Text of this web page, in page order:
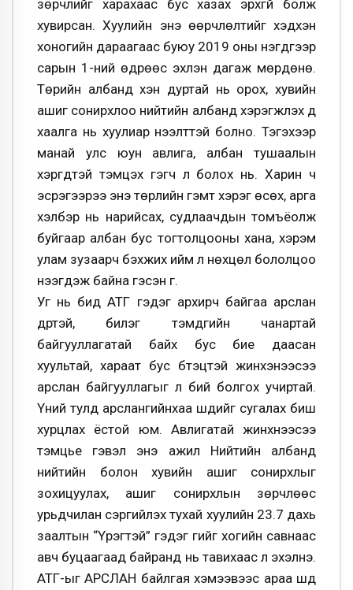
зөрчлийг харахаас бус хазах эрхгүй болж
хувирсан. Хуулийн энэ өөрчлөлтийг хэдхэн
хоногийн дараагаас буюу 2019 оны нэгдүгээр
сарын 1-ний өдрөөс эхлэн дагаж мөрдөнө.
Төрийн албанд хэн дуртай нь орох, хувийн
ашиг сонирхлоо нийтийн албанд хэрэгжүүлэх үүд
хаалга нь хуулиар нээлттэй болно. Тэгэхээр
манай улс юун авлига, албан тушаалын
хэргүүдтэй тэмцэх гэгч л болох нь. Харин ч
эсрэгээрээ энэ төрлийн гэмт хэрэг өсөх, арга
хэлбэр нь нарийсах, судлаачдын томъёолж
буйгаар албан бус тогтолцооны хана, хэрэм
улам зузаарч бэхжих ийм л нөхцөл бололцоо
нээгдэж байна гэсэн үг.
Уг нь бид АТГ гэдэг архирч байгаа арслан
дүртэй, билэг тэмдгийн чанартай
байгууллагатай байх бус бие даасан
хуультай, хараат бус бүтэцтэй жинхэнээсээ
арслан байгууллагыг л бий болгох учиртай.
Үүний тулд арслангийнхаа шүдийг сугалах биш
хурцлах ёстой юм. Авлигатай жинхнээсээ
тэмцье гэвэл энэ ажил Нийтийн албанд
нийтийн болон хувийн ашиг сонирхлыг
зохицуулах, ашиг сонирхлын зөрчлөөс
урьдчилан сэргийлэх тухай хуулийн 23.7 дахь
заалтын “Үүрэгтэй” гэдэг үгийг хогийн савнаас
авч буцаагаад байранд нь тавихаас л эхэлнэ.
АТГ-ыг АРСЛАН байлгая хэмээвээс араа шүд